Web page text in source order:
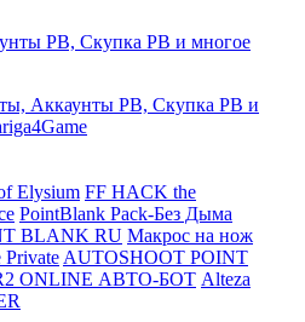
Elysium FF HACK the
PointBlank Pack-Без Дыма
BLANK RU Макрос на нож
Private AUTOSHOOT POINT
ONLINE АВТО-БОТ Alteza